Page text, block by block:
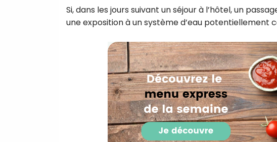
Si, dans les jours suivant un séjour à l’hôtel, un
une exposition à un système d’eau potentiellement